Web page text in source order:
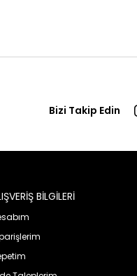
Bizi Takip Edin
BİLGİLERİ